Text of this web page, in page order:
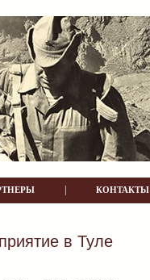
| КОНТАКТЫ
в Туле